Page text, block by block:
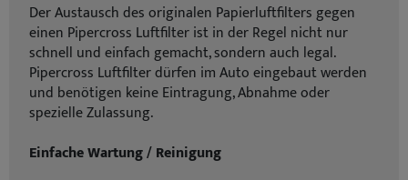
Der Austausch des originalen Papierluftfilters gegen
einen Pipercross Luftfilter ist in der Regel nicht nur
schnell und einfach gemacht, sondern auch legal.
Pipercross Luftfilter dürfen im Auto eingebaut werden
und benötigen keine Eintragung, Abnahme oder
spezielle Zulassung.
Einfache Wartung / Reinigung